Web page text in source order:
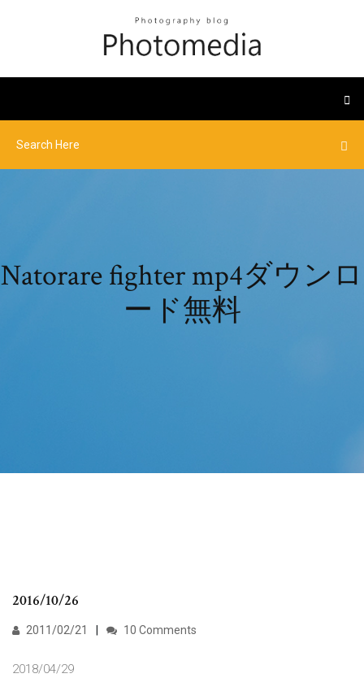
Natorare fighter mp4ダウンロ
ード無料
2016/10/26
2011/02/21 10 Comments
2018/04/29